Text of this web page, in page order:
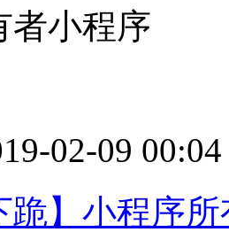
者小程序
02-09 00:04
跪】小程序